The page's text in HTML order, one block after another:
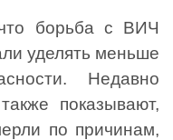
борьба с ВИЧ
уделять меньше
Недавно
показывают,
по причинам,